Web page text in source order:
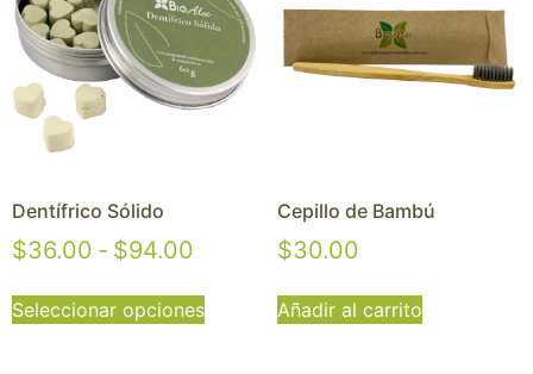
Dentífrico Sólido
$36.00 - $94.00
Seleccionar opciones
Cepillo de Bambú
$30.00
Añadir al carrito